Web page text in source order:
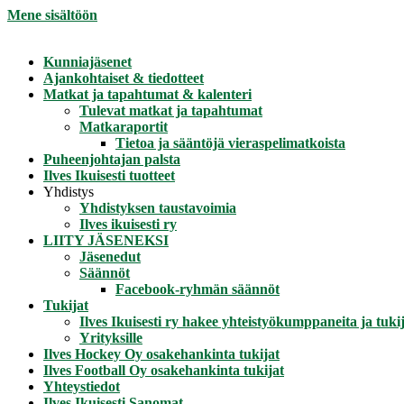
Mene sisältöön
Kunniajäsenet
Ajankohtaiset & tiedotteet
Matkat ja tapahtumat & kalenteri
Tulevat matkat ja tapahtumat
Matkaraportit
Tietoa ja sääntöjä vieraspelimatkoista
Puheenjohtajan palsta
Ilves Ikuisesti tuotteet
Yhdistys
Yhdistyksen taustavoimia
Ilves ikuisesti ry
LIITY JÄSENEKSI
Jäsenedut
Säännöt
Facebook-ryhmän säännöt
Tukijat
Ilves Ikuisesti ry hakee yhteistyökumppaneita ja
Yrityksille
Ilves Hockey Oy osakehankinta tukijat
Ilves Football Oy osakehankinta tukijat
Yhteystiedot